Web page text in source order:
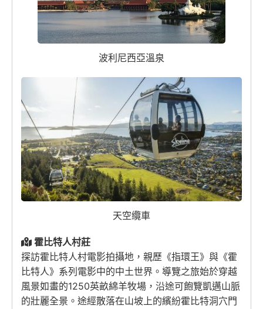
波利尼西亞溫泉
天空纜車
霍比特人村莊
探訪霍比特人村電影拍攝地，親歷《指環王》與《霍
比特人》系列電影中的中土世界。導覽之旅始於穿越
風景如畫的1250英畝綿羊牧場，沿途可飽覽凱邁山脈
的壯麗全景。途經散落在山坡上的繽紛霍比特洞穴門